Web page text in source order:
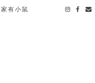
家有小鼠